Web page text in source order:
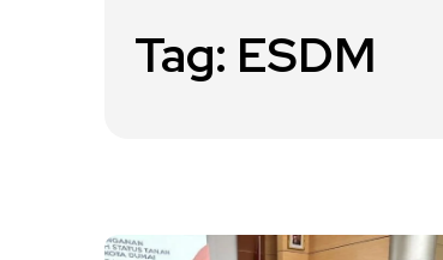
Tag: ESDM